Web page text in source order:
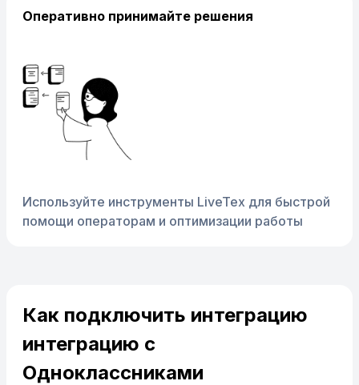
Оперативно принимайте решения
Используйте инструменты LiveTex для быстрой
помощи операторам и оптимизации работы
Как подключить интеграцию
интеграцию с
Одноклассниками